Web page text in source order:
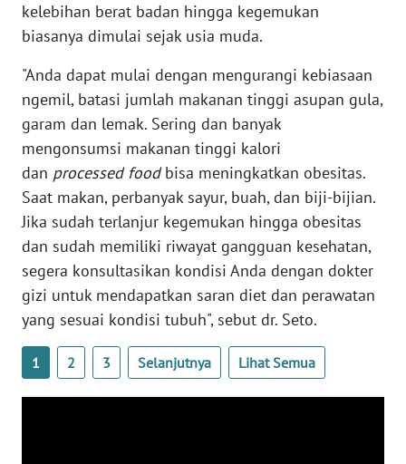
kelebihan berat badan hingga kegemukan
biasanya dimulai sejak usia muda.
"Anda dapat mulai dengan mengurangi kebiasaan
ngemil, batasi jumlah makanan tinggi asupan gula,
garam dan lemak. Sering dan banyak
mengonsumsi makanan tinggi kalori
dan processed foodbisa meningkatkan obesitas.
Saat makan, perbanyak sayur, buah, dan biji-bijian.
Jika sudah terlanjur kegemukan hingga obesitas
dan sudah memiliki riwayat gangguan kesehatan,
segera konsultasikan kondisi Anda dengan dokter
gizi untuk mendapatkan saran diet dan perawatan
yang sesuai kondisi tubuh", sebut dr. Seto.
1 2 3 Selanjutnya Lihat Semua
WN
SULBAR
WN
BABEL
WN
SUMBAR
WN
SUMSEL
BENGKULU
WN
LAMPUNG